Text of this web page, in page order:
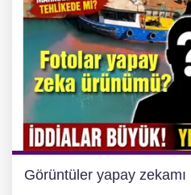
GÜNEY
PLANLARI
256 PARÇA
Görüntüler yapay zekamı